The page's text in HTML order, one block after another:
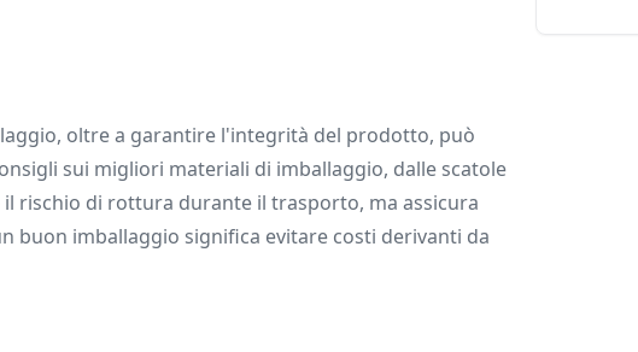
oltre a garantire l'integrità del prodotto, può
sui migliori materiali di imballaggio, dalle scatole
rischio di rottura durante il trasporto, ma assicura
buon imballaggio significa evitare costi derivanti da